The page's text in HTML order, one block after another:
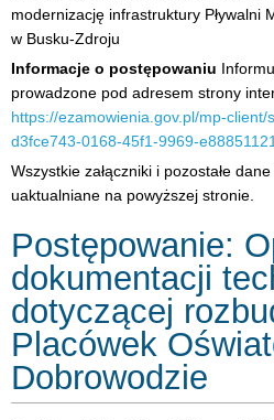
modernizację infrastruktury Pływalni
w Busku-Zdroju
Informacje o postępowaniu
prowadzone pod adresem strony
https://ezamowienia.gov.pl/mp-
d3fce743-0168-45f1-9969-
Wszystkie załączniki i pozostałe
uaktualniane na powyższej stronie.
Postępowanie:
dokumentacji
dotyczącej
Placówek
Dobrowodzie